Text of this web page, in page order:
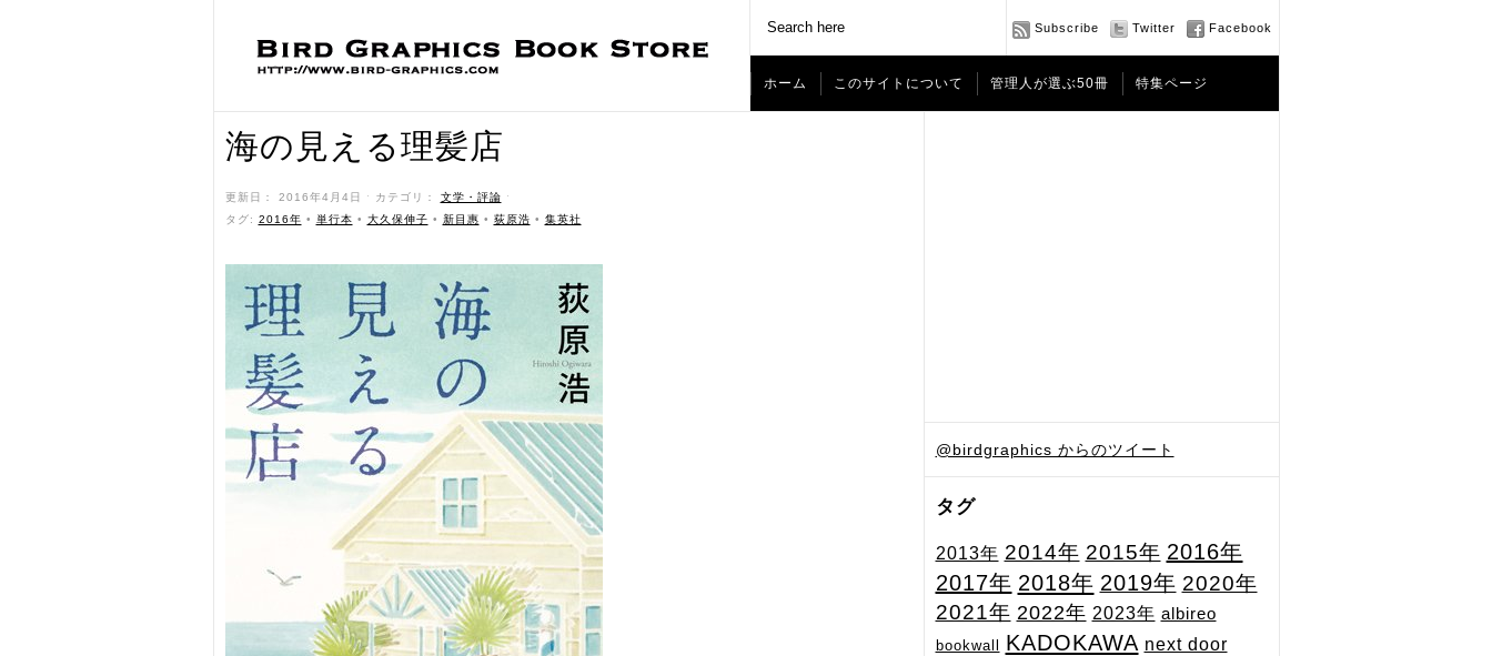
Subscribe Twitter Facebook
ホーム このサイトについて 管理人が選ぶ50冊 特集ページ
@birdgraphics からのツイート
タグ
2013年 2014年 2015年 2016年
2017年 2018年 2019年 2020年
2021年 2022年 2023年 albireo
bookwall KADOKAWA next door
海の見える理髪店
更新日： 2016年4月4日 ˑ カテゴリ： 文学・評論 ˑ
タグ: 2016年 • 単行本 • 大久保伸子 • 新目惠 • 荻原浩 • 集英社